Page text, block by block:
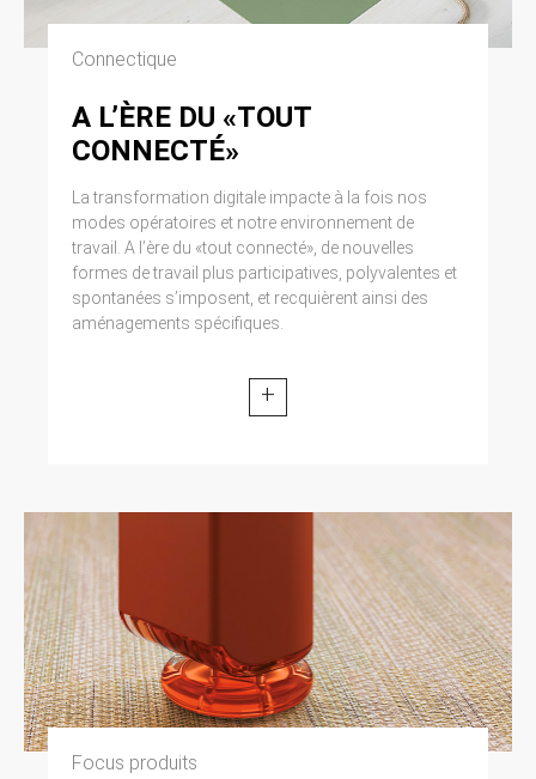
Connectique
A L’ÈRE DU «TOUT
CONNECTÉ»
La transformation digitale impacte à la fois nos
modes opératoires et notre environnement de
travail. A l’ère du «tout connecté», de nouvelles
formes de travail plus participatives, polyvalentes et
spontanées s’imposent, et recquièrent ainsi des
aménagements spécifiques.
+
Focus produits